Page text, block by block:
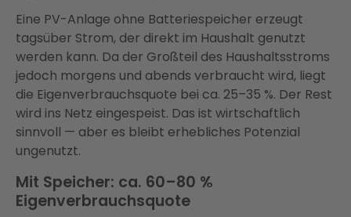
Eine PV-Anlage ohne Batteriespeicher erzeugt
tagsüber Strom, der direkt im Haushalt genutzt
werden kann. Da der Großteil des Haushaltsstroms
jedoch morgens und abends verbraucht wird, liegt
die Eigenverbrauchsquote bei ca. 25–35 %. Der Rest
wird ins Netz eingespeist. Das ist wirtschaftlich
sinnvoll — aber es bleibt erhebliches Potenzial
ungenutzt.
Mit Speicher: ca. 60–80 %
Eigenverbrauchsquote